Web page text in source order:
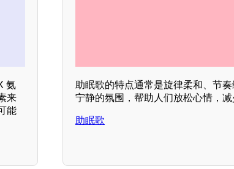
氨
来
能
助眠歌的特点通常是旋律柔和、节
宁静的氛围，帮助人们放松心情，减
助眠歌